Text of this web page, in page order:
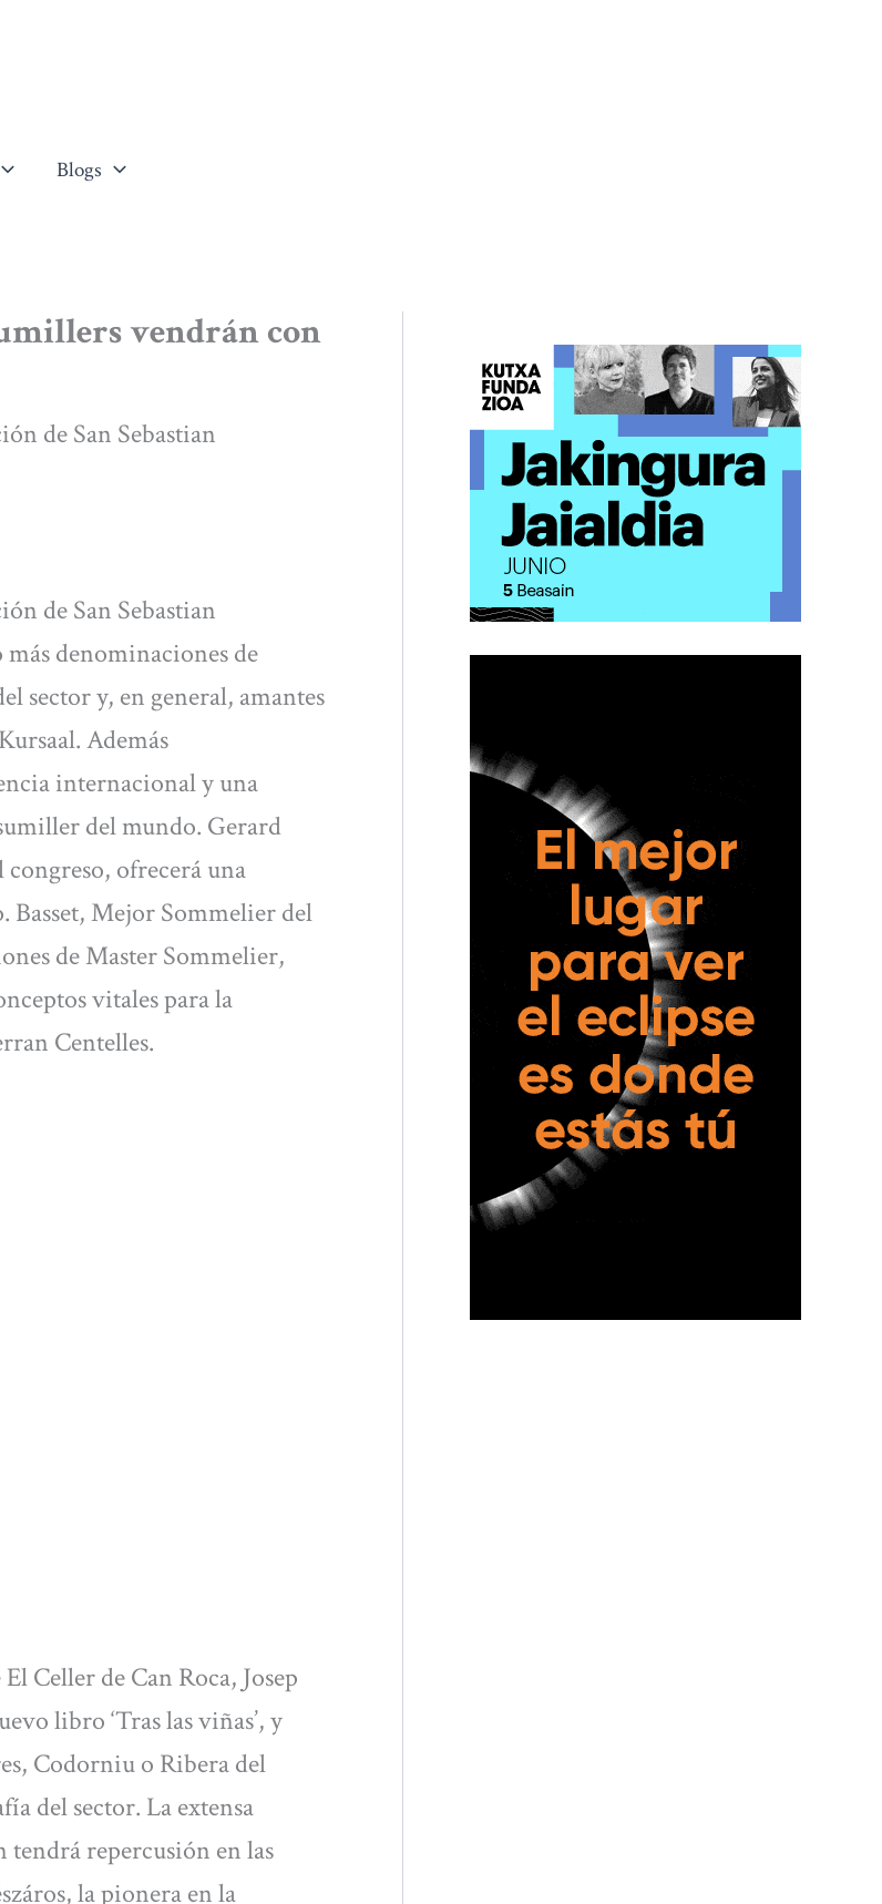
Blogs
vendrán con
de San Sebastian
de San Sebastian
denominaciones de
sector y, en general, amantes
Además
internacional y una
del mundo. Gerard
ofrecerá una
Basset, Mejor Sommelier del
de Master Sommelier,
vitales para la
Centelles.
Celler de Can Roca, Josep
libro ‘Tras las viñas’, y
Codorniu o Ribera del
del sector. La extensa
repercusión en las
la pionera en la